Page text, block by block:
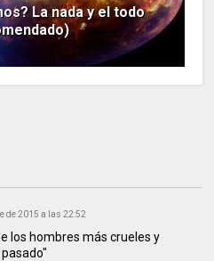
La nada y el todo
de 2015 a las 22:52
los hombres más crueles y